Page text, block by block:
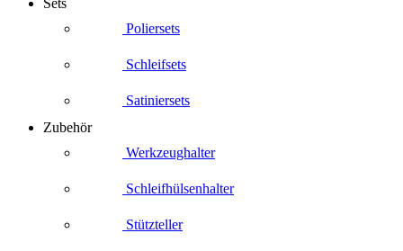
Sets
Poliersets
Schleifsets
Satiniersets
Zubehör
Werkzeughalter
Schleifhülsenhalter
Stützteller